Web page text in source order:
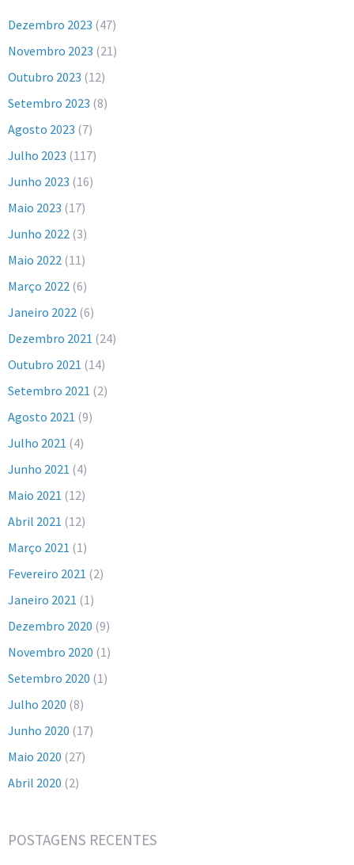
Dezembro 2023 (47)
Novembro 2023 (21)
Outubro 2023 (12)
Setembro 2023 (8)
Agosto 2023 (7)
Julho 2023 (117)
Junho 2023 (16)
Maio 2023 (17)
Junho 2022 (3)
Maio 2022 (11)
Março 2022 (6)
Janeiro 2022 (6)
Dezembro 2021 (24)
Outubro 2021 (14)
Setembro 2021 (2)
Agosto 2021 (9)
Julho 2021 (4)
Junho 2021 (4)
Maio 2021 (12)
Abril 2021 (12)
Março 2021 (1)
Fevereiro 2021 (2)
Janeiro 2021 (1)
Dezembro 2020 (9)
Novembro 2020 (1)
Setembro 2020 (1)
Julho 2020 (8)
Junho 2020 (17)
Maio 2020 (27)
Abril 2020 (2)
POSTAGENS RECENTES